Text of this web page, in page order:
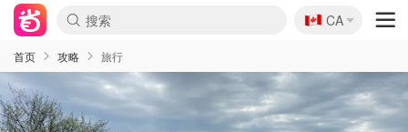
🇨🇦
CA
首页 攻略 旅行